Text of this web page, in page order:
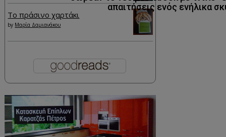
Το πράσινο χαρτάκι
by Μαρία Δαμιανάκου
απαιτήσεις ενός ενήλικα